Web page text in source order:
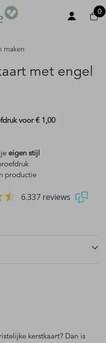
0
maken
met engel
voor€ 1,00
eigen stijl
productie
6.337 reviews
kerstkaart? Dan is